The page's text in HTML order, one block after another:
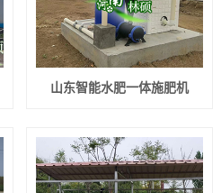
山东智能水肥一体施肥机